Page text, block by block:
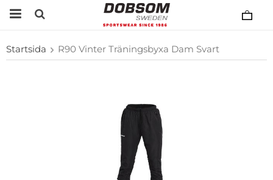
Startsida R90 Vinter Träningsbyxa Dam Svart